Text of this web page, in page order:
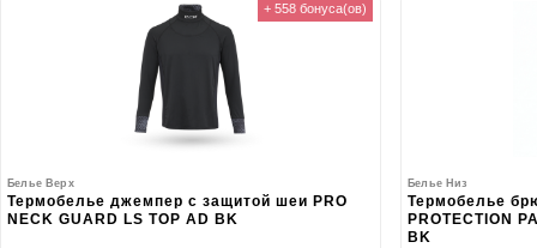
+ 558 бонуса(ов)
Белье Верх
Термобелье джемпер с защитой шеи PRO
NECK GUARD LS TOP AD BK
Белье Низ
Термобелье
PROTECTION
BK